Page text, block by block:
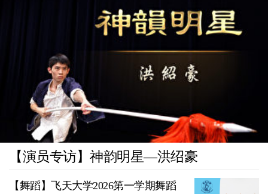
【演员专访】神韵明星—洪绍豪
【舞蹈】飞天大学2026第一学期舞蹈